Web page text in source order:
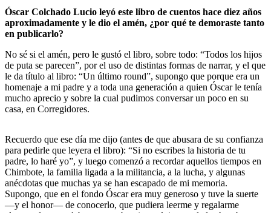
Óscar Colchado Lucio leyó este libro de cuentos hace diez años
aproximadamente y le dio el amén, ¿por qué te demoraste tanto
en publicarlo?
No sé si el amén, pero le gustó el libro, sobre todo: “Todos los hijos
de puta se parecen”, por el uso de distintas formas de narrar, y el que
le da título al libro: “Un último round”, supongo que porque era un
homenaje a mi padre y a toda una generación a quien Óscar le tenía
mucho aprecio y sobre la cual pudimos conversar un poco en su
casa, en Corregidores.
Recuerdo que ese día me dijo (antes de que abusara de su confianza
para pedirle que leyera el libro): “Si no escribes la historia de tu
padre, lo haré yo”, y luego comenzó a recordar aquellos tiempos en
Chimbote, la familia ligada a la militancia, a la lucha, y algunas
anécdotas que muchas ya se han escapado de mi memoria.
Supongo, que en el fondo Óscar era muy generoso y tuve la suerte
—y el honor— de conocerlo, que pudiera leerme y regalarme